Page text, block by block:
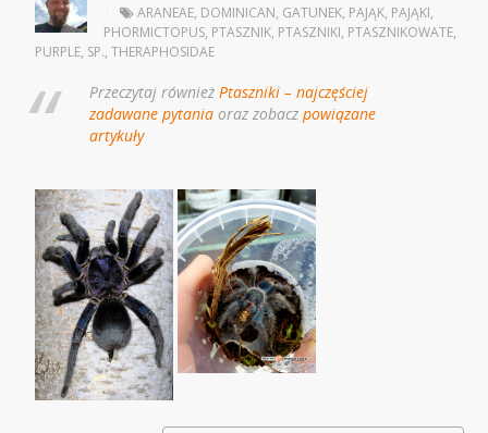
ARANEAE, DOMINICAN, GATUNEK, PAJĄK, PAJĄKI,
PHORMICTOPUS, PTASZNIK, PTASZNIKI, PTASZNIKOWATE,
PURPLE, SP.,THERAPHOSIDAE
Przeczytaj równieżPtaszniki – najczęściej
zadawane pytania oraz zobaczpowiązane
artykuły